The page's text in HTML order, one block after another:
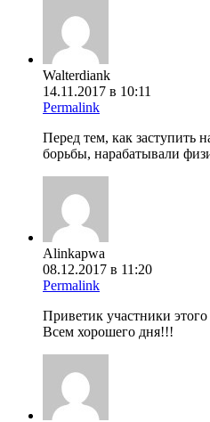
Walterdiank
14.11.2017 в 10:11
Permalink
Перед тем, как заступить
борьбы, нарабатывали
Alinkapwa
08.12.2017 в 11:20
Permalink
Приветик участники этого
Всем хорошего дня!!!